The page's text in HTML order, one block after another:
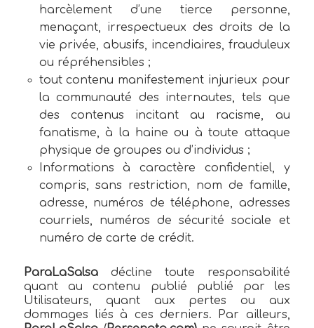
harcèlement d’une tierce personne,
menaçant, irrespectueux des droits de la
vie privée, abusifs, incendiaires, frauduleux
ou répréhensibles ;
tout contenu manifestement injurieux pour
la communauté des internautes, tels que
des contenus incitant au racisme, au
fanatisme, à la haine ou à toute attaque
physique de groupes ou d’individus ;
Informations à caractère confidentiel, y
compris, sans restriction, nom de famille,
adresse, numéros de téléphone, adresses
courriels, numéros de sécurité sociale et
numéro de carte de crédit.
ParaLaSalsa décline toute responsabilité
quant au contenu publié publié par les
Utilisateurs, quant aux pertes ou aux
dommages liés à ces derniers. Par ailleurs,